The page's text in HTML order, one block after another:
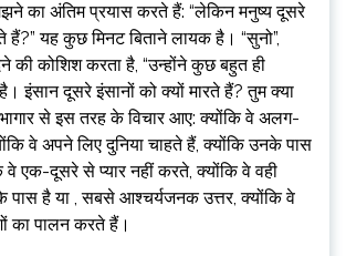
का अंतिम प्रयास करते हैं: “लेकिन मनुष्य दूसरे
हैं?” यह कुछ मिनट बिताने लायक है। “सुनो”,
की कोशिश करता है, “उन्होंने कुछ बहुत ही
इंसान दूसरे इंसानों को क्यों मारते हैं? तुम क्या
से इस तरह के विचार आए: क्योंकि वे अलग-
वे अपने लिए दुनिया चाहते हैं, क्योंकि उनके पास
वे एक-दूसरे से प्यार नहीं करते, क्योंकि वे वही
पास है या , सबसे आश्चर्यजनक उत्तर, क्योंकि वे
का पालन करते हैं।